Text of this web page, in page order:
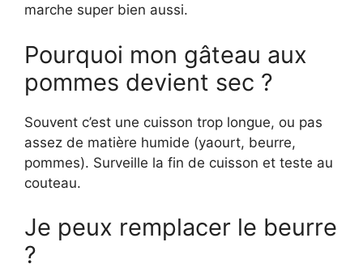
marche super bien aussi.
Pourquoi mon gâteau aux
pommes devient sec ?
Souvent c’est une cuisson trop longue, ou pas
assez de matière humide (yaourt, beurre,
pommes). Surveille la fin de cuisson et teste au
couteau.
Je peux remplacer le beurre
?